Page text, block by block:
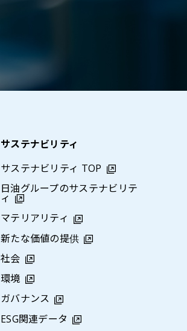
サステナビリティ
サステナビリティ TOP
日油グループのサステナビリテ
ィ
マテリアリティ
新たな価値の提供
社会
環境
ガバナンス
ESG関連データ